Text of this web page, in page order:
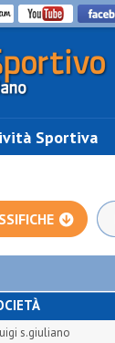
Sportiva
s.giuliano